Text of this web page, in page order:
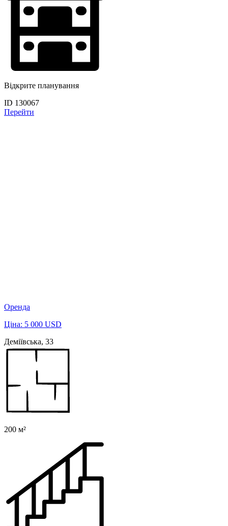
Відкрите планування
ID 130067
Перейти
Оренда
Ціна: 5 000 USD
Деміївська, 33
200 м²